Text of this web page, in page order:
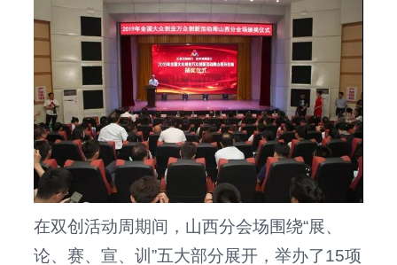
在双创活动周期间，山西分会场围绕“展、
论、赛、宣、训”五大部分展开，举办了15项